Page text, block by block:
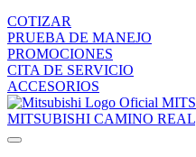
COTIZAR
PRUEBA DE MANEJO
PROMOCIONES
CITA DE SERVICIO
ACCESORIOS
MITSUBISHI CAMINO REAL